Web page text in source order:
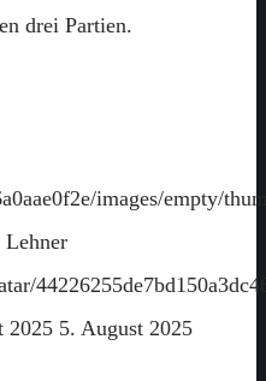
drei Partien.
images/empty/
Lehner
2025 5. August 2025